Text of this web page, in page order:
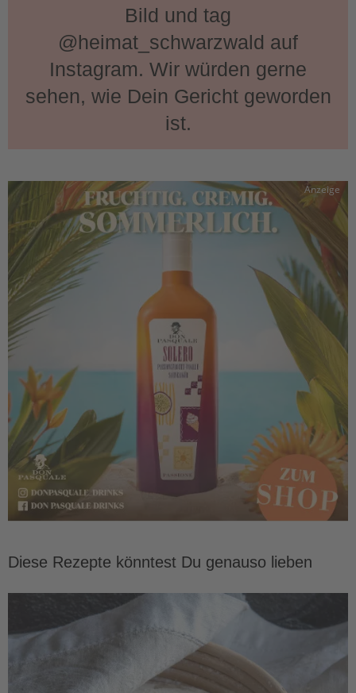
Bild und tag
@heimat_schwarzwald auf
Instagram. Wir würden gerne
sehen, wie Dein Gericht geworden
ist.
Anzeige
Diese Rezepte könntest Du genauso lieben